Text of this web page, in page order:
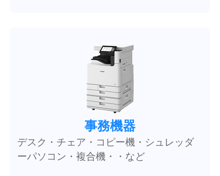
事務機器
デスク・チェア・コピー機・シュレッダ
ーパソコン・複合機・・など